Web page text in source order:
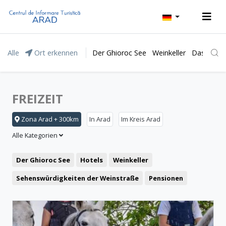
Alle Ort erkennen Der Ghioroc See Weinkeller Das
FREIZEIT
Zona Arad + 300km In Arad
Im Kreis Arad
Alle Kategorien
Der Ghioroc See Hotels
Weinkeller
Sehenswürdigkeiten der Weinstraße
Pensionen
Motel
Restaurant
Das Naturpark „Lunca Mureșului”